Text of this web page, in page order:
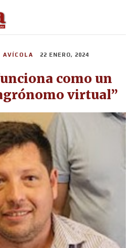
AVÍCOLA 22 ENERO, 2024
como un
virtual”